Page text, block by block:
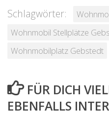
Schlagwörter:
Wohnmobil Stellplätze
Wohnmobilplatz Gebstedt
FÜR DICH
EBENFALLS